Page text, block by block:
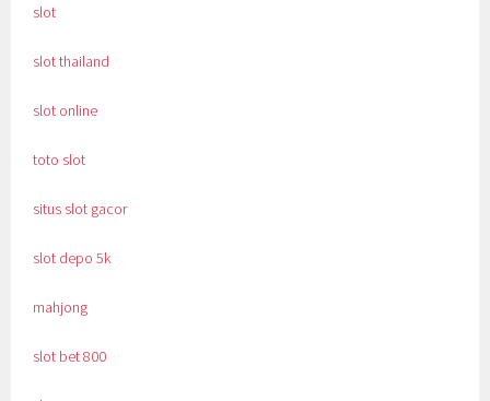
slot
slot thailand
slot online
toto slot
situs slot gacor
slot depo 5k
mahjong
slot bet 800